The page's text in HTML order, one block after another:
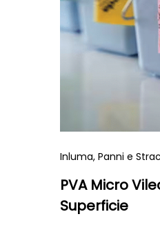
Inluma, Panni e
PVA Micro
Superficie